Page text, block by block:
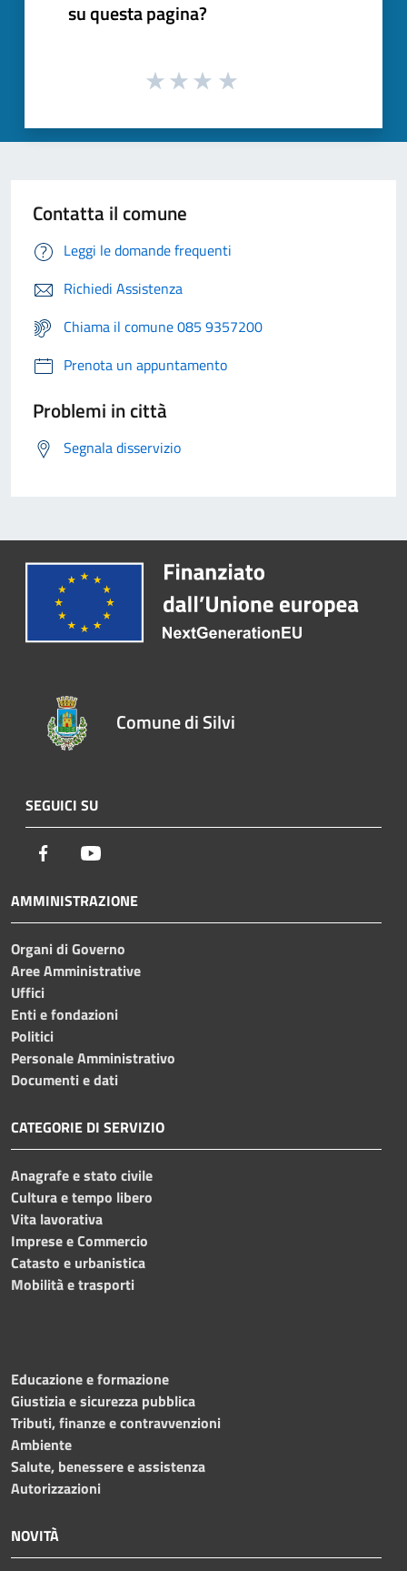
su questa pagina?
Contatta il comune
Leggi le domande frequenti
Richiedi Assistenza
Chiama il comune 085 9357200
Prenota un appuntamento
Problemi in città
Segnala disservizio
Comune di Silvi
SEGUICI SU
Facebook
AMMINISTRAZIONE
Organi di Governo
Aree Amministrative
Uffici
Enti e fondazioni
Politici
Personale Amministrativo
Documenti e dati
CATEGORIE DI SERVIZIO
Anagrafe e stato civile
Cultura e tempo libero
Vita lavorativa
Imprese e Commercio
Catasto e urbanistica
Mobilità e trasporti
Educazione e formazione
Giustizia e sicurezza pubblica
Tributi, finanze e contravvenzioni
Ambiente
Salute, benessere e assistenza
Autorizzazioni
NOVITÀ